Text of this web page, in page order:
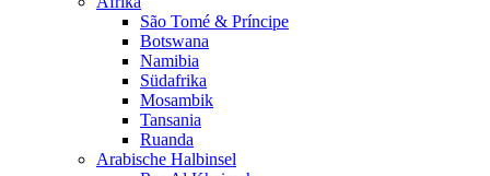
São Tomé & Príncipe
Botswana
Namibia
Südafrika
Mosambik
Tansania
Ruanda
Arabische Halbinsel